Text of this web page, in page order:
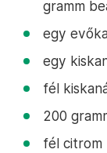
gramm
egy
egy
fél
200
fél citrom